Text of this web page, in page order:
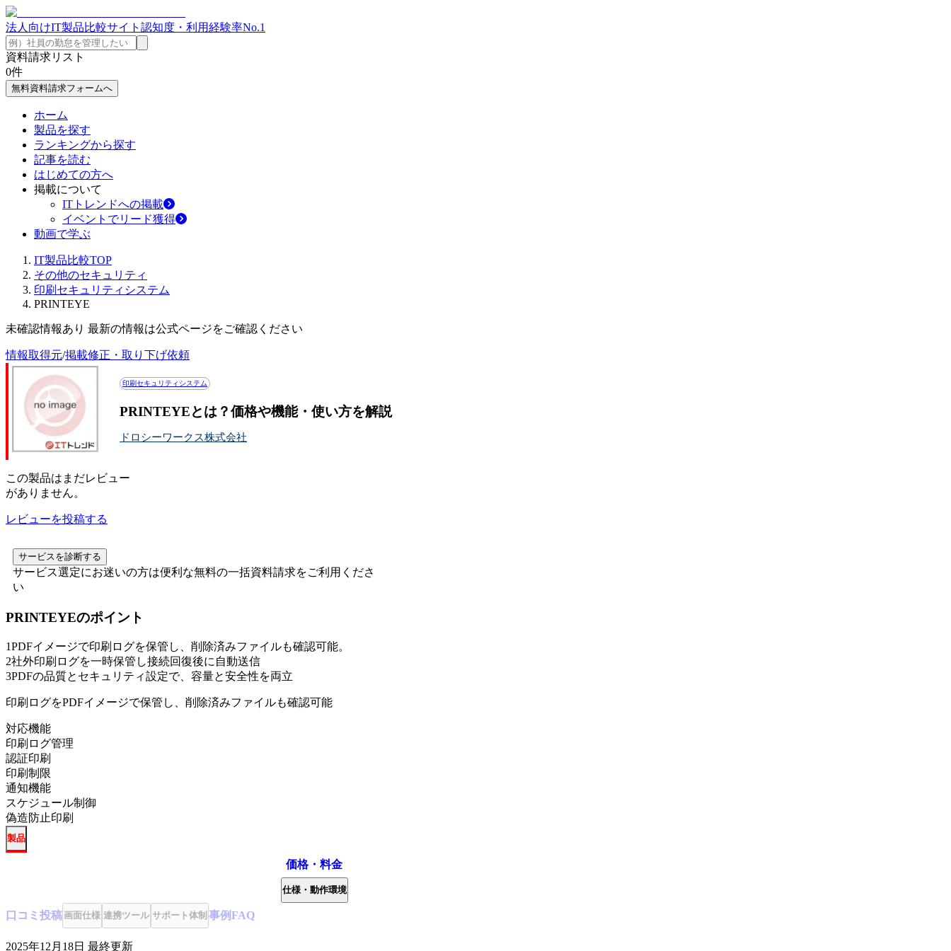
法人向けIT製品比較サイト 認知度・利用経験率No.1
資料請求リスト
0件
無料資料請求フォームへ
ホーム
製品を探す
ランキングから探す
記事を読む
はじめての方へ
掲載について
ITトレンドへの掲載
イベントでリード獲得
動画で学ぶ
IT製品比較TOP
その他のセキュリティ
印刷セキュリティシステム
PRINTEYE
未確認情報あり 最新の情報は公式ページをご確認ください
情報取得元/掲載修正・取り下げ依頼
印刷セキュリティシステム
PRINTEYEとは？価格や機能・使い方を解説
ドロシーワークス株式会社
この製品はまだレビュー
がありません。
レビューを投稿する
サービスを診断する
サービス選定にお迷いの方は便利な無料の一括資料請求をご利用くださ
い
PRINTEYEのポイント
1PDFイメージで印刷ログを保管し、削除済みファイルも確認可能。
2社外印刷ログを一時保管し接続回復後に自動送信
3PDFの品質とセキュリティ設定で、容量と安全性を両立
印刷ログをPDFイメージで保管し、削除済みファイルも確認可能
対応機能
印刷ログ管理
認証印刷
印刷制限
通知機能
スケジュール制御
偽造防止印刷
製品
価格・料金
仕様・動作環境
口コミ 投稿画面仕様 連携ツール サポート体制 事例FAQ
2025年12月18日 最終更新